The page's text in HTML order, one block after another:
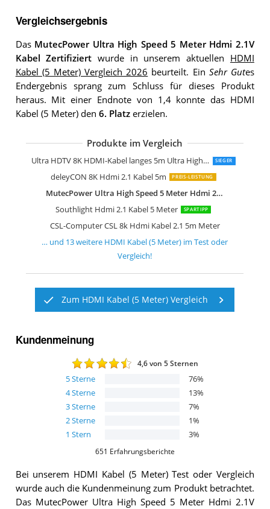
Vergleichsergebnis
Das MutecPower Ultra High Speed 5 Meter Hdmi 2.1V
Kabel Zertifiziert wurde in unserem aktuellen HDMI
Kabel (5 Meter) Vergleich 2026 beurteilt. Ein Sehr Gutes
Endergebnis sprang zum Schluss für dieses Produkt
heraus. Mit einer Endnote von 1,4 konnte das HDMI
Kabel (5 Meter) den 6. Platzerzielen.
Produkte im Vergleich
Ultra HDTV 8K HDMI-Kabel langes 5m Ultra High Speed Hdmi 2.1 Kabel SIEGER
deleyCON 8K Hdmi 2.1 Kabel 5m PREIS-LEISTUNG
MutecPower Ultra High Speed 5 Meter Hdmi 2.1V Kabel Zertifiziert
Southlight Hdmi 2.1 Kabel 5 Meter
SPARTIPP
CSL-Computer CSL 8k Hdmi Kabel 2.1 5m Meter
Zertifiziertes 10K 8K Hdmi 2.1 Kabel
Hama Hdmi Kabel 5 Meter Ultra High
KabelDirekt 4K Hdmi Kabel 5m
Ultra HDTV 4K HDMI Kabel 5m
KabelDirekt 4K Hdmi Kabel 5m Pro
ConnBull 8k Hdmi 2.1 Kabel 5m
Highwings Hdmi Kabel 5Meter 8K
CSL-Computer CSL 8k 4k Hdmi Kabel
deleyCON 5m Hdmi Kabel Hdmi 2.0
AmazonBasics Geflochtenes HDMI-
Hama High Speed HDMI-Kabel 5m
… und 13weitere HDMI Kabel (5 Meter) im Test oder
Vergleich!
Zum HDMI Kabel (5 Meter) Vergleich
Kundenmeinung
4,6von 5 Sternen
5Sterne 76%
4Sterne 13%
3Sterne 7%
2Sterne 1%
1 Stern 3%
651 Erfahrungsberichte
Bei unserem HDMI Kabel (5 Meter)Test oder Vergleich
wurde auch die Kundenmeinung zum Produkt betrachtet.
Das MutecPower Ultra High Speed 5 Meter Hdmi 2.1V